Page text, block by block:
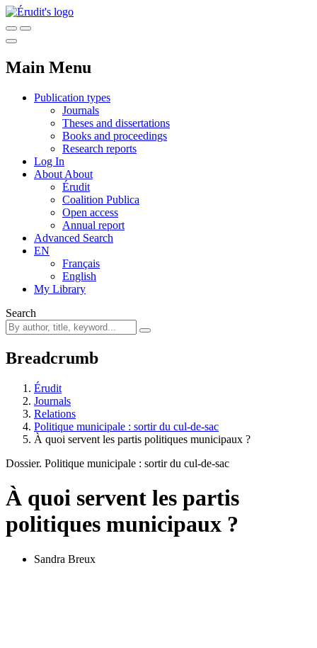
Main Menu
Publication types
Journals
Theses and dissertations
Books and proceedings
Research reports
Log In
About About
Érudit
Coalition Publica
Open access
Annual report
Advanced Search
EN
Français
English
My Library
Search
Breadcrumb
Érudit
Journals
Relations
Politique municipale : sortir du cul-de-sac
À quoi servent les partis politiques municipaux ?
Dossier. Politique municipale : sortir du cul-de-sac
À quoi servent les partis
politiques municipaux ?
Sandra Breux